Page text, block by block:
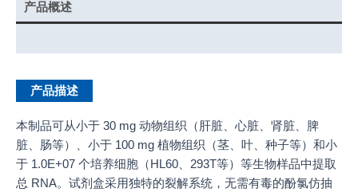
产品概述
产品描述
本制品可从小于 30 mg 动物组织（肝脏、心脏、肾脏、脾
脏、肠等）、小于 100 mg 植物组织（茎、叶、种子等）和小
于 1.0E+07 个培养细胞（HL60、293T等）等生物样品中提取
总 RNA。试剂盒采用独特的裂解系统，无需有毒的酚氯仿抽